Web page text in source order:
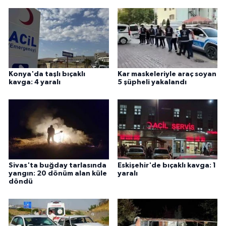
Konya'da taşlı bıçaklı
kavga: 4 yaralı
Kar maskeleriyle araç soyan
5 şüpheli yakalandı
Sivas'ta buğday tarlasında
yangın: 20 dönüm alan küle
döndü
Eskişehir'de bıçaklı kavga: 1
yaralı